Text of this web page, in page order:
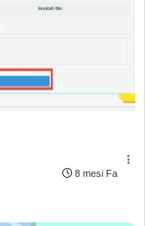
8 mesi Fa